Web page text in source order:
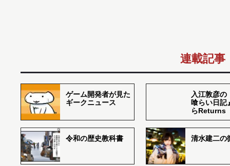
連載記事
ゲーム開発者が見た
ギークニュース
入江敦彦の
喰らい日記
らReturns
令和の歴史教科書 清水建二の